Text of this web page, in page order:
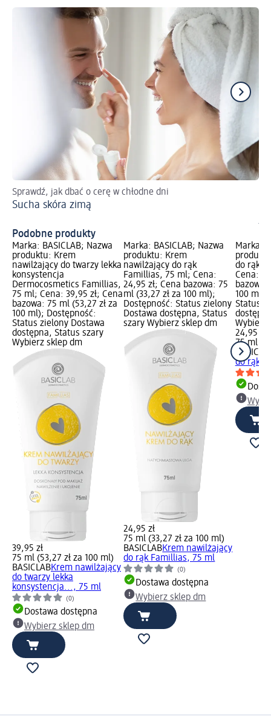
Sprawdź, jak dbać o cerę w chłodne dni
Sucha skóra zimą
Podobne produkty
Marka: BASICLAB; Nazwa
produktu: Krem
nawilżający do twarzy lekka
konsystencja
Dermocosmetics Famillias,
75 ml; Cena: 39,95 zł; Cena
bazowa: 75 ml (53,27 zł za
100 ml); Dostępność:
Status zielony Dostawa
dostępna, Status szary
Wybierz sklep dm
39,95 zł
75 ml (53,27 zł za 100 ml)
BASICLABKrem nawilżający
do twarzy lekka
konsystencja..., 75 ml
(0)
Dostawa dostępna
Wybierz sklep dm
Marka: BASICLAB; Nazwa
produktu: Krem
nawilżający do rąk
Famillias, 75 ml; Cena:
24,95 zł; Cena bazowa: 75
ml (33,27 zł za 100 ml);
Dostępność: Status zielony
Dostawa dostępna, Status
szary Wybierz sklep dm
24,95 zł
75 ml (33,27 zł za 100 ml)
BASICLABKrem nawilżający
do rąk Famillias, 75 ml
(0)
Dostawa dostępna
Wybierz sklep dm
Marka:
do rąk
Cena:
bazowa:
100 ml);
Status
Wybierz
24,95 zł
75 ml
do rąk